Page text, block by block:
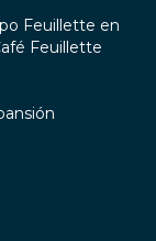
Feuillette en
Feuillette